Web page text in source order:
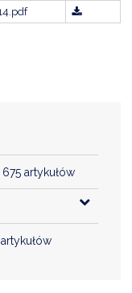
675 artykułów